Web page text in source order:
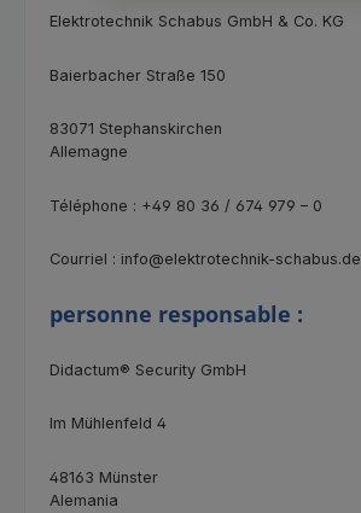
Elektrotechnik Schabus GmbH & Co. KG
Baierbacher Straße 150
83071 Stephanskirchen
Allemagne
Téléphone : +49 80 36 / 674 979 – 0
Courriel : info@elektrotechnik-schabus.de
personne responsable :
Didactum® Security GmbH
Im Mühlenfeld 4
48163 Münster
Alemania